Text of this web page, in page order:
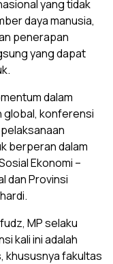
yang tidak
daya manusia,
penerapan
yang dapat
dalam
global, konferensi
berperan dalam
Ekonomi –
dan Provinsi
MP selaku
kali ini adalah
khususnya fakultas